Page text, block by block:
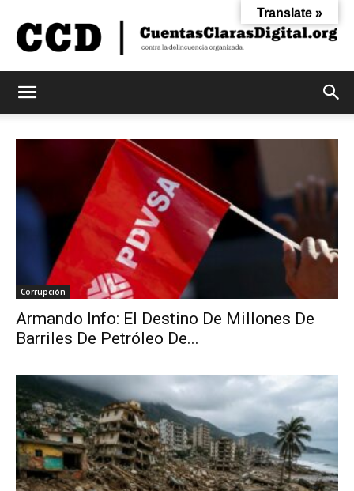
Claras
Digital
Corrupción
Armando Info: El Destino De Millones De
Barriles De Petróleo De...
Translate »